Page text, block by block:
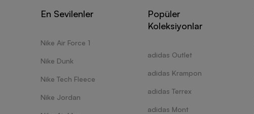
En Sevilenler
Nike Air Force 1
Nike Dunk
Nike Tech Fleece
Nike Jordan
Popüler
Koleksiyonlar
adidas Outlet
adidas Krampon
adidas Terrex
adidas Mont